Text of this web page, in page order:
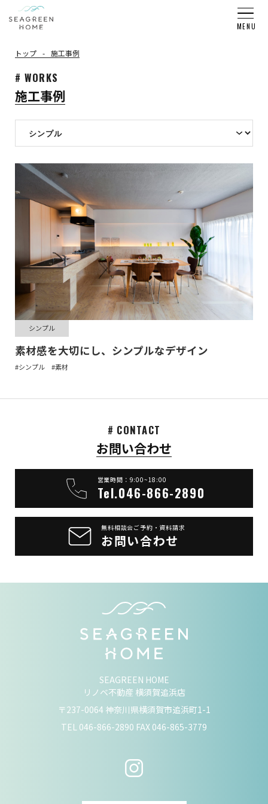
# WORKS
施工事例
トップ 施工事例
シンプル
素材感を大切にし、シンプルなデザイン
#シンプル #素材
# CONTACT
お問い合わせ
無料相談会ご予約・資料請求
お問い合わせ
営業時間：9:00~18:00
Tel.046-866-2890
SEAGREEN HOME
リノベ不動産 横須賀追浜店
〒237-0064 神奈川県横須賀市追浜町1-1
TEL 046-866-2890 FAX 046-865-3779